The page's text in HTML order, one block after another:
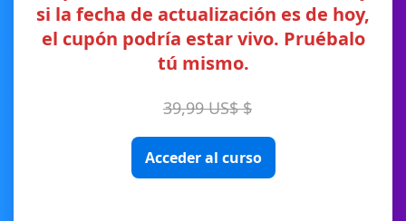
si la fecha de actualización es de hoy,
el cupón podría estar vivo. Pruébalo
tú mismo.
39,99 US$ $
Acceder al curso